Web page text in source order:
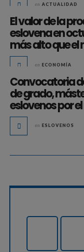
en ACTUALIDAD
El valor de la
eslovena en
más alto que el
en ECONOMÍA
Convocatoria
de grado,
eslovenos por
en ESLOVENOS